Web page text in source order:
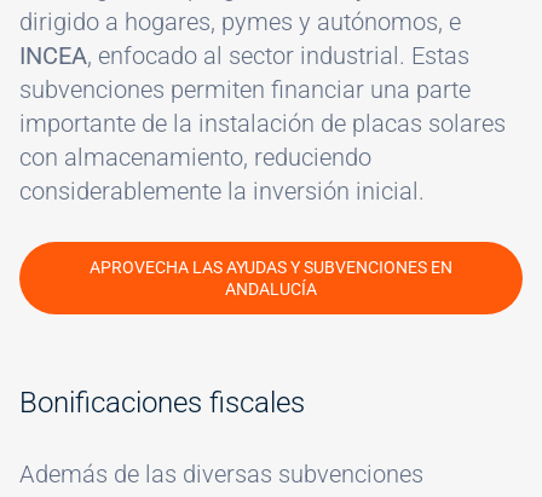
dirigido a hogares, pymes y autónomos, e
INCEA, enfocado al sector industrial. Estas
subvenciones permiten financiar una parte
importante de la instalación de placas solares
con almacenamiento, reduciendo
considerablemente la inversión inicial.
APROVECHA LAS AYUDAS Y SUBVENCIONES EN
ANDALUCÍA
Bonificaciones fiscales
Además de las diversas subvenciones